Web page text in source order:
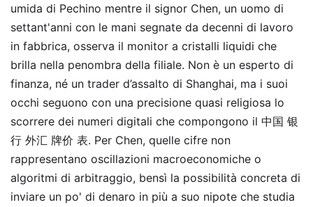
umida di Pechino mentre il signor Chen, un uomo di
settant'anni con le mani segnate da decenni di lavoro
in fabbrica, osserva il monitor a cristalli liquidi che
brilla nella penombra della filiale. Non è un esperto di
finanza, né un trader d’assalto di Shanghai, ma i suoi
occhi seguono con una precisione quasi religiosa lo
scorrere dei numeri digitali che compongono il 中国 银
行 外汇 牌价 表. Per Chen, quelle cifre non
rappresentano oscillazioni macroeconomiche o
algoritmi di arbitraggio, bensì la possibilità concreta di
inviare un po' di denaro in più a suo nipote che studia